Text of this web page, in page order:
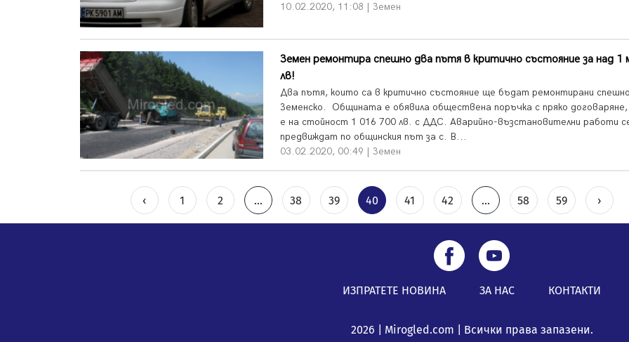
10.02.2020, 11:08 | Земен
Земен ремонтира спешно два пътя в критично състояние за над 1
лв!
Два пътя, които са в критично състояние ще бъдат ремонтирани
Земенско. Общината е обявила обществена поръчка с пряко
е на стойност 1 016 700 лв. с ДДС. Аварийно-възстановителни работи
предвиждат по общинския път за с. В...
03.02.2020, 00:49 | Земен
‹ 1 2 ... 38 39 40 41 42 ... 58 59 ›
ИЗПРАТЕТЕ НОВИНА ЗА НАС КОНТАКТИ
2026 | Mirogled.com | Всички права запазени.